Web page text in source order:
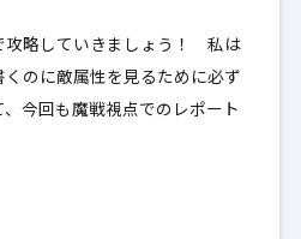
攻略していきましょう！ 私は
のに敵属性を見るために必ず
今回も魔戦視点でのレポート